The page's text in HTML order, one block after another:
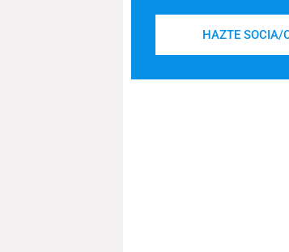
HAZTE SOCIA/